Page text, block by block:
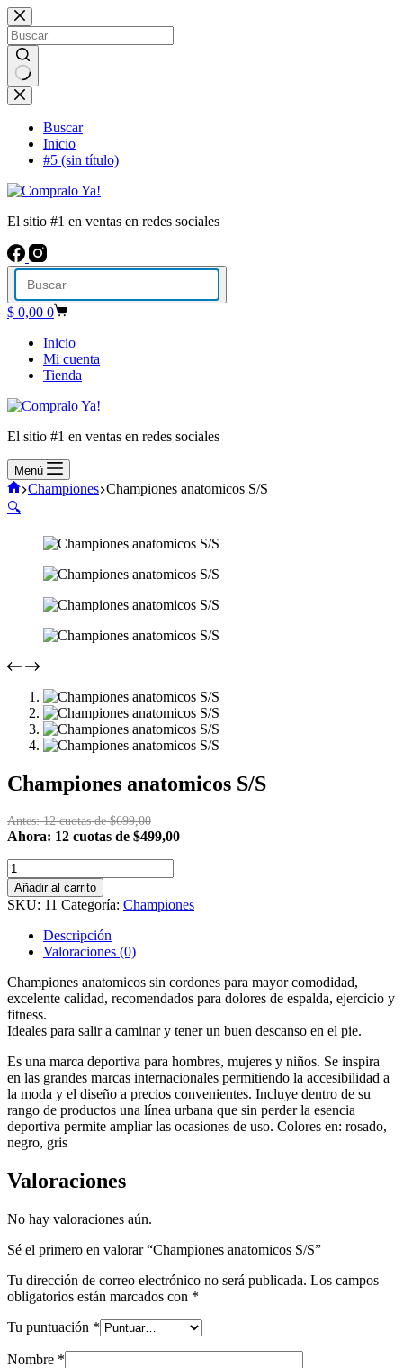
Saltar
al
contenido
Sin
resultados
Buscar
Inicio
#5 (sin título)
El sitio #1 en ventas en redes sociales
Carro
compra
$ 0,00 0
Inicio
Mi cuenta
Tienda
El sitio #1 en ventas en redes sociales
Menú
Inicio
Championes Championes anatomicos S/S
🔍
Championes anatomicos S/S
Antes: 12 cuotas de $699,00
Ahora: 12 cuotas de $499,00
Championes
anatomicos
S/S
cantidad
Añadir al carrito
SKU: 11 Categoría: Championes
Descripción
Valoraciones (0)
Championes anatomicos sin cordones para mayor comodidad,
excelente calidad, recomendados para dolores de espalda, ejercicio y
fitness.
Ideales para salir a caminar y tener un buen descanso en el pie.
Es una marca deportiva para hombres, mujeres y niños. Se inspira
en las grandes marcas internacionales permitiendo la accesibilidad a
la moda y el diseño a precios convenientes. Incluye dentro de su
rango de productos una línea urbana que sin perder la esencia
deportiva permite ampliar las ocasiones de uso. Colores en: rosado,
negro, gris
Valoraciones
No hay valoraciones aún.
Sé el primero en valorar “Championes anatomicos S/S”
Tu dirección de correo electrónico no será publicada. Los campos
obligatorios están marcados con *
Tu puntuación *
Nombre *